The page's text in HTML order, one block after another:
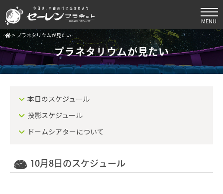
MENU
> プラネタリウムが見たい
プラネタリウムが見たい
本日のスケジュール
投影スケジュール
ドームシアターについて
10月8日のスケジュール